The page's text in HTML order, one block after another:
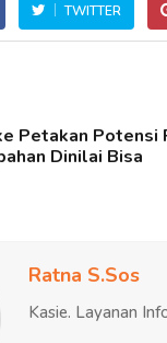
TWITTER
Petakan Potensi
Dinilai Bisa
Ratna S.Sos
Kasie. Layanan